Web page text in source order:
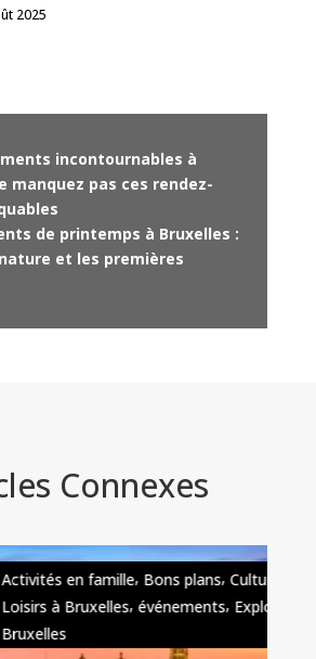
2025
incontournables à
manquez pas ces rendez-
de printemps à Bruxelles :
et les premières
Connexes
,Bons plans,Culture &
,événements,Explorer